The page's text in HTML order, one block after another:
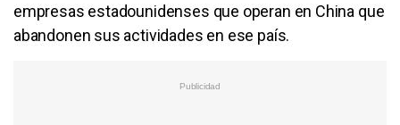
empresas estadounidenses que operan en China que
abandonen sus actividades en ese país.